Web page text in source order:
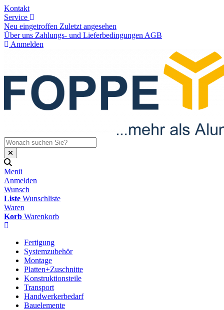
Kontakt
Service
Neu eingetroffen Zuletzt angesehen
Über uns Zahlungs- und Lieferbedingungen AGB
Anmelden
Menü
Anmelden
Wunsch
Liste Wunschliste
Waren
Korb Warenkorb
Fertigung
Systemzubehör
Montage
Platten+Zuschnitte
Konstruktionsteile
Transport
Handwerkerbedarf
Bauelemente